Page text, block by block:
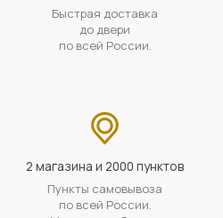
Быстрая доставка
до двери
по всей России.
2 магазина и 2000 пунктов
Пункты самовывоза
по всей России.